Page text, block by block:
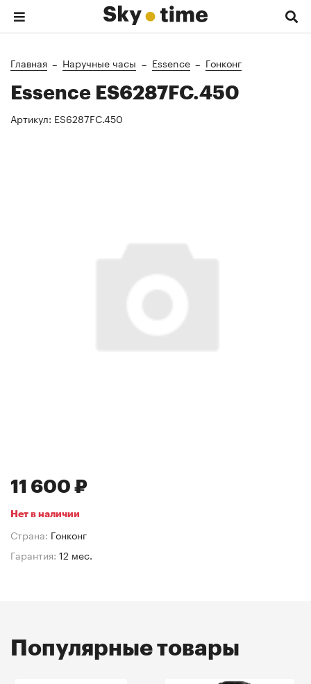
Главная Наручные часы Essence Гонконг
Essence ES6287FC.450
Артикул: ES6287FC.450
11 600 ₽
Нет в наличии
Страна: Гонконг
Гарантия: 12 мес.
Популярные товары